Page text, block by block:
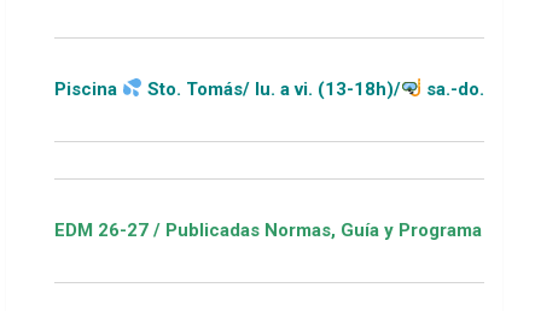
Tomás/ lu. a vi. (13-18h)/ sa.-do.-festivos (11-20h)
Normas, Guía y Programa / ver Escuelas Deportivas